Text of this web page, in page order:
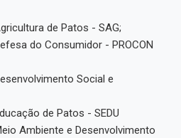
de Patos - SAG;
do Consumidor - PROCON
Social e
de Patos - SEDU
Ambiente e Desenvolvimento